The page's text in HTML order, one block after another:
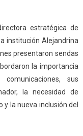
estratégica de
institución Alejandrina
presentaron sendas
la importancia
sus
la necesidad de
la nueva inclusión del